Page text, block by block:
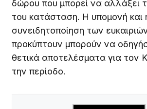
δώρου που μπορεί να αλλάξει
του κατάσταση. Η υπομονή και
συνειδητοποίηση των
προκύπτουν μπορούν να
θετικά αποτελέσματα για τον
την περίοδο.